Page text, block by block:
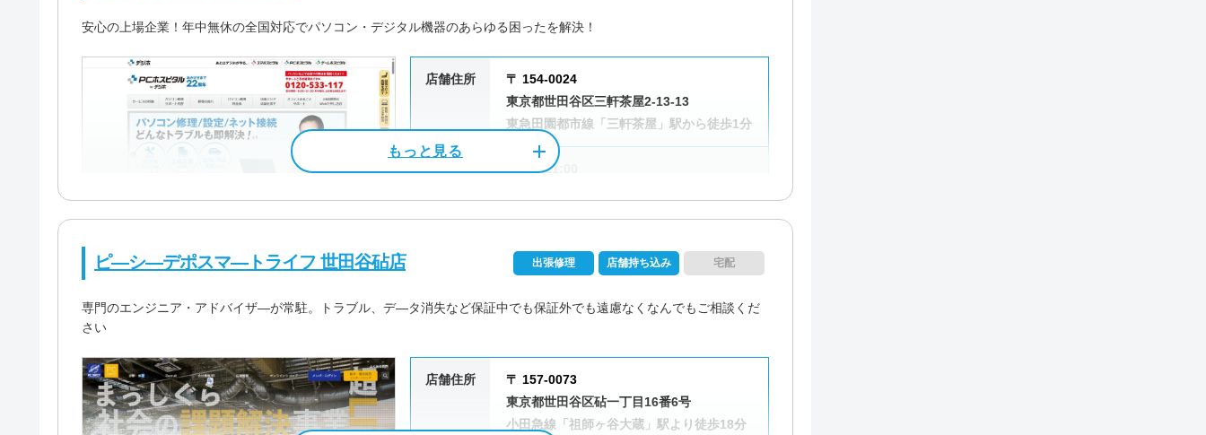
安心の上場企業！年中無休の全国対応でパソコン・デジタル機器のあらゆる困ったを解決！
店舗住所
〒 154-0024
東京都世田谷区三軒茶屋2-13-13
東急田園都市線「三軒茶屋」駅から徒歩1分
受付時間 9:00～21:00
パソコン整備士
料金 作業料金3,300円～
料金・メニューを見る
公式サイトを見る 0120-533-117
ピ―シ―デポスマ―トライフ 世田谷砧店 出張修理 店舗持ち込み 宅配
専門のエンジニア・アドバイザ―が常駐。トラブル、デ―タ消失など保証中でも保証外でも遠慮なくなんでもご相談くだ
さい
店舗住所
〒 157-0073
東京都世田谷区砧一丁目16番6号
小田急線「祖師ヶ谷大蔵」駅より徒歩18分